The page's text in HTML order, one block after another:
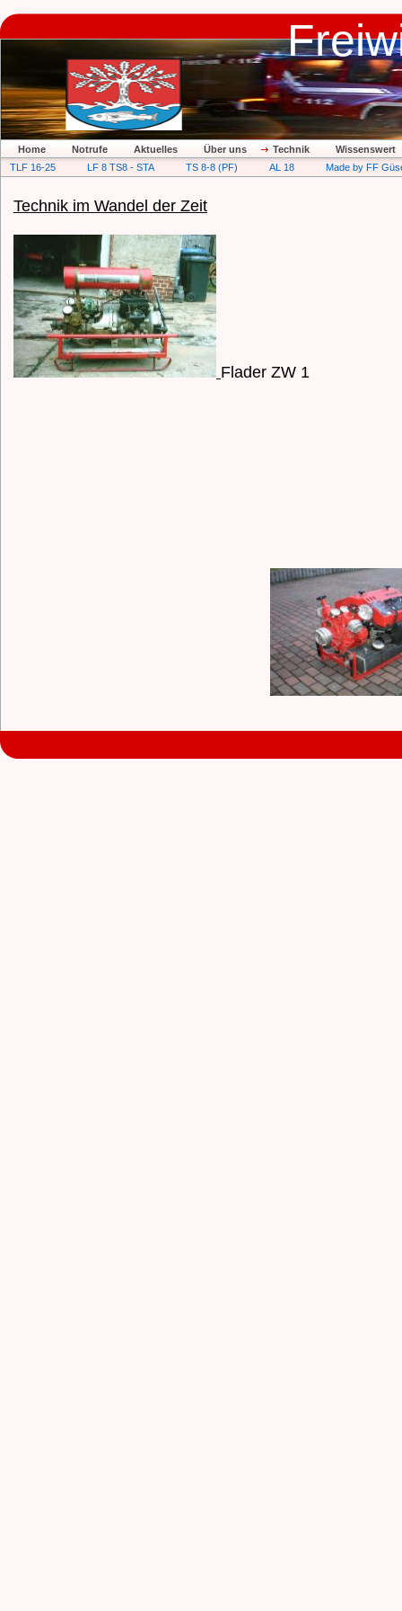
Home Notrufe Aktuelles Über uns Technik
Wissenswert
TLF 16-25
LF 8 TS8 - STA TS 8-8 (PF) AL 18 Made by FF
Technik im Wandel der Zeit
Flader ZW 1